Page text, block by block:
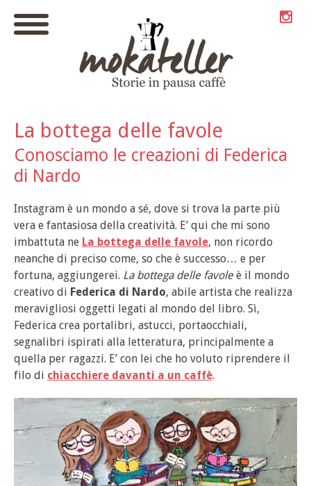
La bottega delle favole
Conosciamo le creazioni di Federica
di Nardo
Instagram è un mondo a sé, dove si trova la parte più
vera e fantasiosa della creatività. E’ qui che mi sono
imbattuta ne La bottega delle favole, non ricordo
neanche di preciso come, so che è successo… e per
fortuna, aggiungerei. La bottega delle favole è il mondo
creativo di Federica di Nardo, abile artista che realizza
meravigliosi oggetti legati al mondo del libro. Sì,
Federica crea portalibri, astucci, portaocchiali,
segnalibri ispirati alla letteratura, principalmente a
quella per ragazzi. E’ con lei che ho voluto riprendere il
filo di chiacchiere davanti a un caffè.